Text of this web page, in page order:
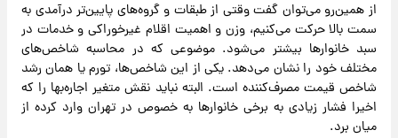
از همین‌رو می‌توان گفت وقتی از طبقات و گروه‌های پایین‌تر درآمدی به
سمت بالا حرکت می‌کنیم، وزن و اهمیت اقلام غیرخوراکی و خدمات در
سبد خانوارها بیشتر می‌شود. موضوعی که در محاسبه شاخص‌های
مختلف خود را نشان می‌دهد. یکی از این شاخص‌ها، تورم یا همان رشد
شاخص قیمت مصرف‌کننده است. البته نباید نقش متغیر اجاره‌بها را که
اخیرا فشار زیادی به برخی خانوارها به خصوص در تهران وارد کرده از
میان برد.